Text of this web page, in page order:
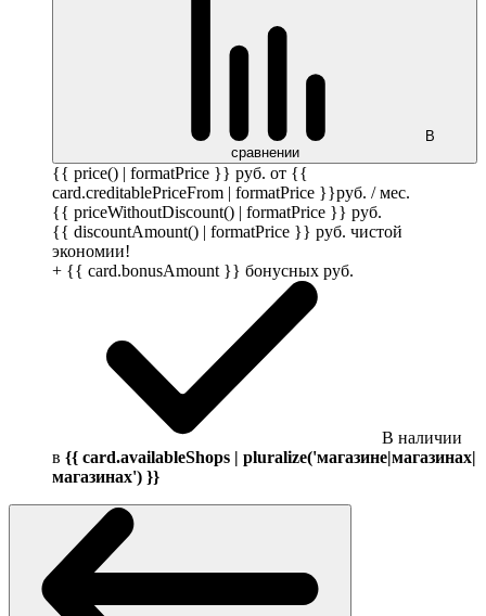
В
сравнении
{{ price() | formatPrice }} руб. от {{
card.creditablePriceFrom | formatPrice }}руб. / мес.
{{ priceWithoutDiscount() | formatPrice }} руб.
{{ discountAmount() | formatPrice }} руб. чистой
экономии!
+ {{ card.bonusAmount }} бонусных руб.
В наличии
в {{ card.availableShops | pluralize('магазине|магазинах|
магазинах') }}